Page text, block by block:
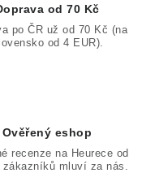
od 70 Kč
po ČR už od 70 Kč (na
od 4 EUR).
Ověřený eshop
recenze na Heurece od
zákazníků mluví za nás.